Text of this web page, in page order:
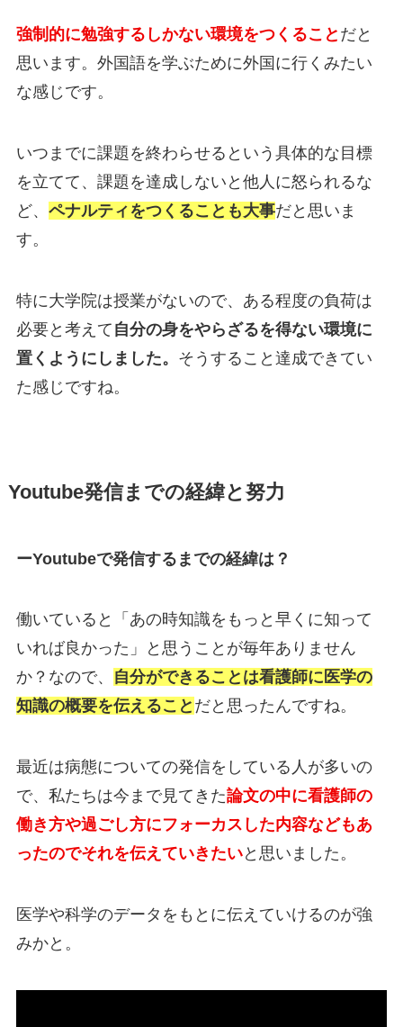
強制的に勉強するしかない環境をつくること だと
思います。外国語を学ぶために外国に行くみたい
な感じです。
いつまでに課題を終わらせるという具体的な目標
を立てて、課題を達成しないと他人に怒られるな
ど、 ペナルティをつくることも大事だと思いま
す。
特に大学院は授業がないので、ある程度の負荷は
必要と考えて 自分の身をやらざるを得ない環境に
置くようにしました。 そうすること達成できてい
た感じですね。
Youtube発信までの経緯と努力
ーYoutubeで発信するまでの経緯は？
働いていると「あの時知識をもっと早くに知って
いれば良かった」と思うことが毎年ありません
か？なので、
自分ができることは看護師に医学の
知識の概要を伝えること だと思ったんですね。
最近は病態についての発信をしている人が多いの
で、私たちは今まで見てきた論文の中に看護師の
働き方や過ごし方にフォーカスした内容などもあ
ったのでそれを伝えていきたいと思いました。
医学や科学のデータをもとに伝えていけるのが強
みかと。